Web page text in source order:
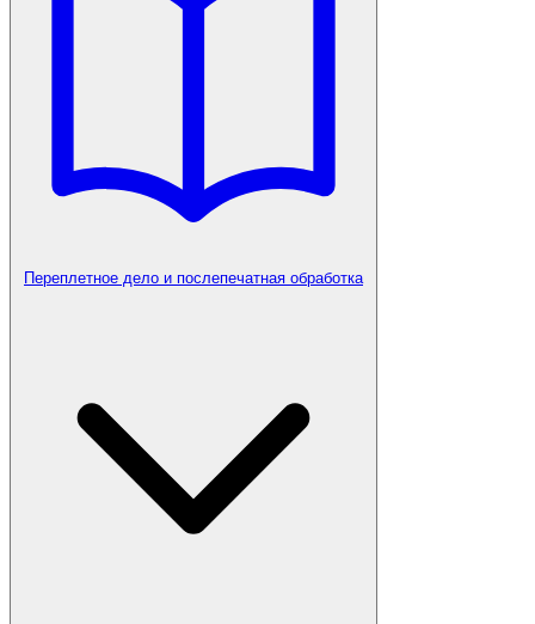
Переплетное дело и послепечатная обработка